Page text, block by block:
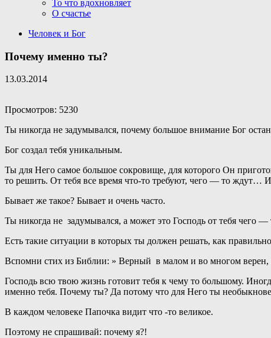
То что вдохновляет
О счастье
Человек и Бог
Почему именно ты?
13.03.2014
Просмотров: 5230
Ты никогда не задумывался, почему большое внимание Бог
Бог создал тебя уникальным.
Ты для Него самое большое сокровище, для которого Он
то решить. От тебя все время что-то требуют, чего — то
Бывает же такое? Бывает и очень часто.
Ты никогда не задумывался, а может это Господь от тебя чего
Есть такие ситуации в которых ты должен решать, как
Вспомни стих из Библии: » Верный в малом и во многом
Господь всю твою жизнь готовит тебя к чему то большому.
именно тебя. Почему ты? Да потому что для Него ты
В каждом человеке Папочка видит что -то великое.
Поэтому не спрашивай: почему я?!